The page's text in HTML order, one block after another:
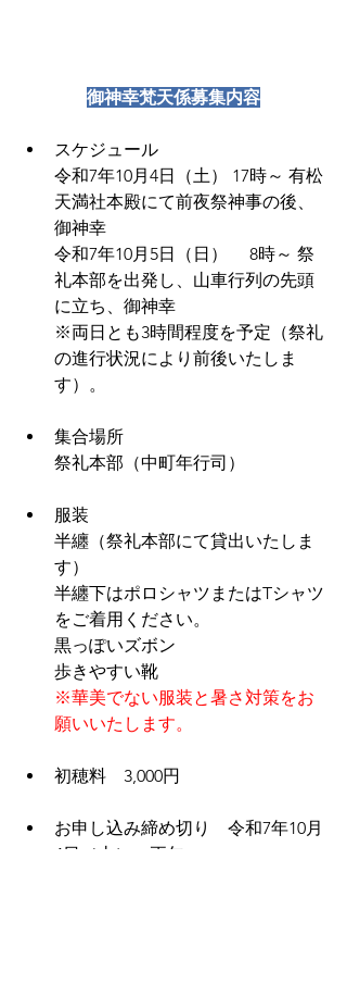
御神幸梵天係募集内容
スケジュール
令和7年10月4日（土） 17時～ 有松
天満社本殿にて前夜祭神事の後、
御神幸
令和7年10月5日（日）　 8時～ 祭
礼本部を出発し、山車行列の先頭
に立ち、御神幸
※両日とも3時間程度を予定（祭礼
の進行状況により前後いたしま
す）。
集合場所
祭礼本部（中町年行司）
服装
半纏（祭礼本部にて貸出いたしま
す）
半纏下はポロシャツまたはTシャツ
をご着用ください。
黒っぽいズボン
歩きやすい靴
※華美でない服装と暑さ対策をお
願いいたします。
初穂料　3,000円
お申し込み締め切り　令和7年10月
4日（土）　正午